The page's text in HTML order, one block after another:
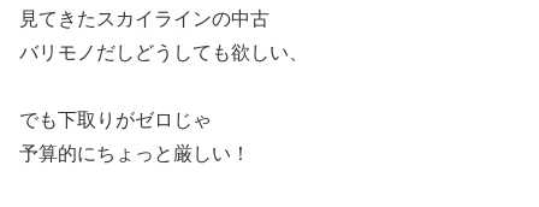
見てきたスカイラインの中古
バリモノだしどうしても欲しい、
でも下取りがゼロじゃ
予算的にちょっと厳しい！